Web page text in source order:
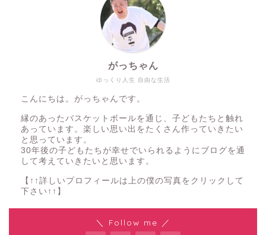
ゆっくり人生 自由な生活
がっちゃん
こんにちは。がっちゃんです。
縁のあったバスケットボールを通じ、子どもたちと触れ
あっています。楽しい思い出をたくさん作っていきたい
と思っています。
30年後の子どもたちが幸せでいられるようにブログを通
して考えていきたいと思います。
【↑↑詳しいプロフィールは上の僕の写真をクリックして
下さい↑↑】
＼ Follow me ／